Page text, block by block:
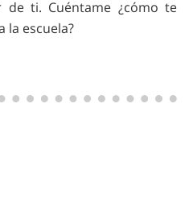
de ti. Cuéntame ¿cómo te
la escuela?